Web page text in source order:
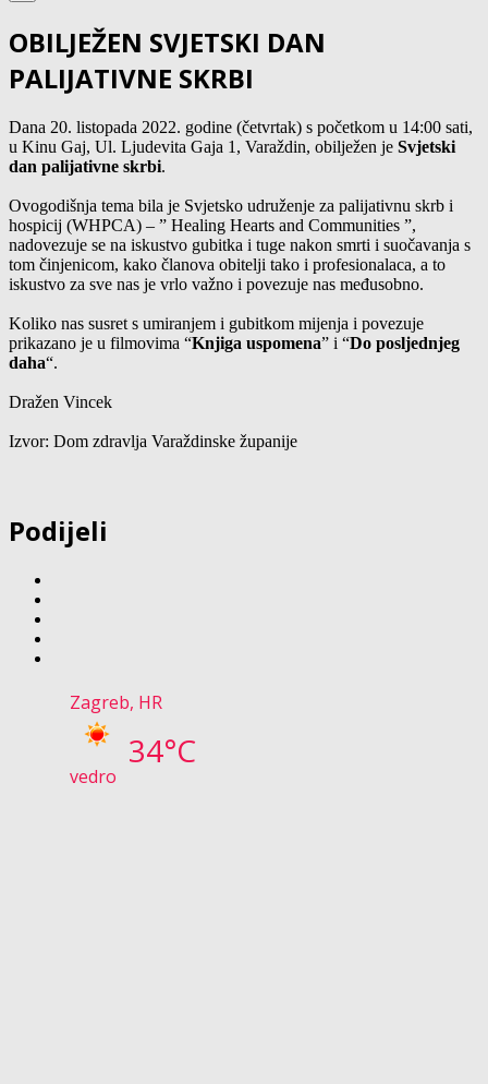
OBILJEŽEN SVJETSKI DAN
PALIJATIVNE SKRBI
Dana 20. listopada 2022. godine (četvrtak) s početkom u 14:00 sati,
u Kinu Gaj, Ul. Ljudevita Gaja 1, Varaždin, obilježen je Svjetski
dan palijativne skrbi.
Ovogodišnja tema bila je Svjetsko udruženje za palijativnu skrb i
hospicij (WHPCA) – ” Healing Hearts and Communities ”,
nadovezuje se na iskustvo gubitka i tuge nakon smrti i suočavanja s
tom činjenicom, kako članova obitelji tako i profesionalaca, a to
iskustvo za sve nas je vrlo važno i povezuje nas međusobno.
Koliko nas susret s umiranjem i gubitkom mijenja i povezuje
prikazano je u filmovima “Knjiga uspomena” i “Do posljednjeg
daha“.
Dražen Vincek
Izvor: Dom zdravlja Varaždinske županije
Podijeli
Zagreb, HR
34°C
vedro